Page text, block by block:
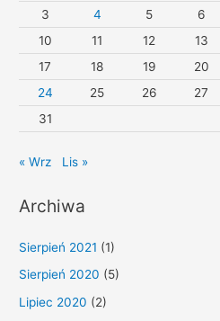
3
4 5 6
10
11 12 13
17
18 19 20
24
25 26 27
31
« Wrz Lis »
Archiwa
Sierpień 2021 (1)
Sierpień 2020 (5)
Lipiec 2020 (2)